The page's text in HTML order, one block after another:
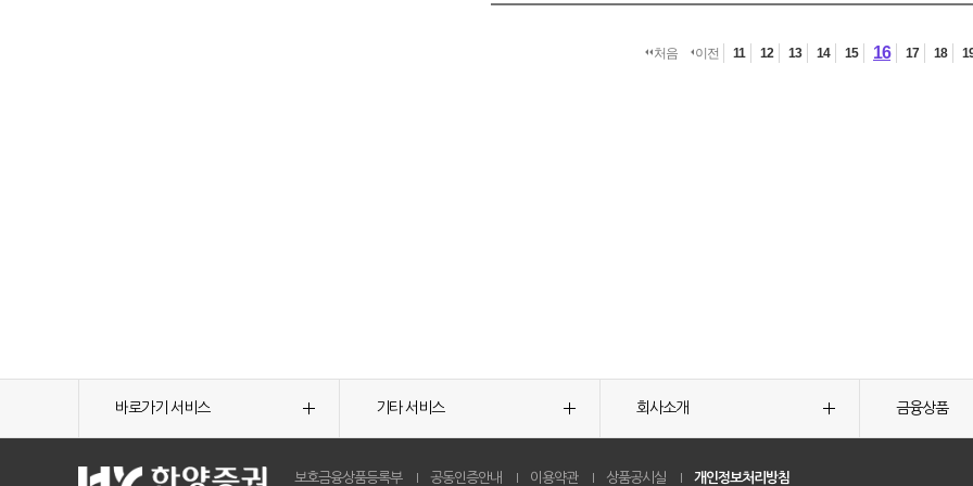
처음 이전 11 12 13 14 15 16 17 18
바로가기 서비스 기타 서비스 회사소개 금융상품
보호금융상품등록부 공동인증안내 이용약관 상품공시실 개인정보처리방침